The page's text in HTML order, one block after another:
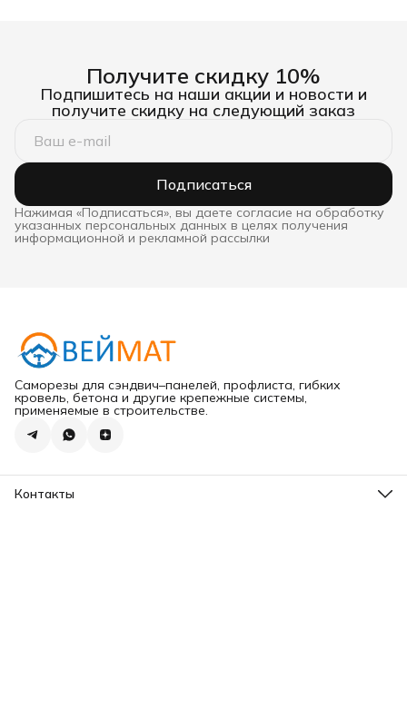
Получите скидку 10%
Подпишитесь на наши акции и новости и
получите скидку на следующий заказ
Подписаться
Нажимая «Подписаться», вы даете согласие на обработку
указанных персональных данных в целях получения
информационной и рекламной рассылки
Саморезы для сэндвич–панелей, профлиста, гибких
кровель, бетона и другие крепежные системы,
применяемые в строительстве.
Контакты